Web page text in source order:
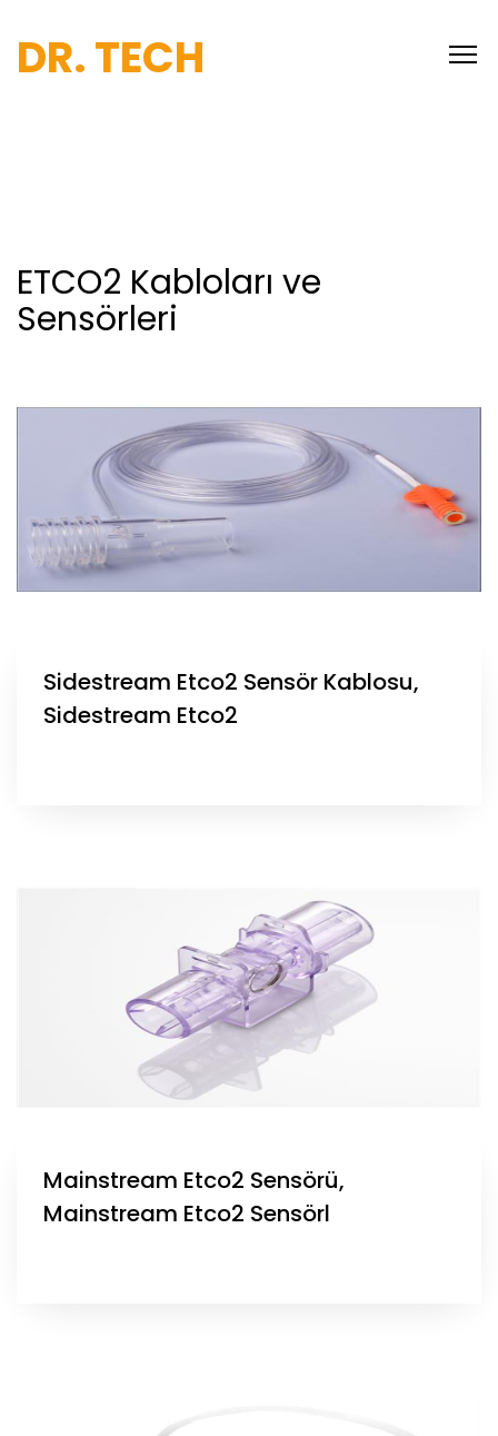
DR. TECH
ETCO2 Kabloları ve
Sensörleri
Sidestream Etco2 Sensör Kablosu,
Sidestream Etco2
Mainstream Etco2 Sensörü,
Mainstream Etco2 Sensörl